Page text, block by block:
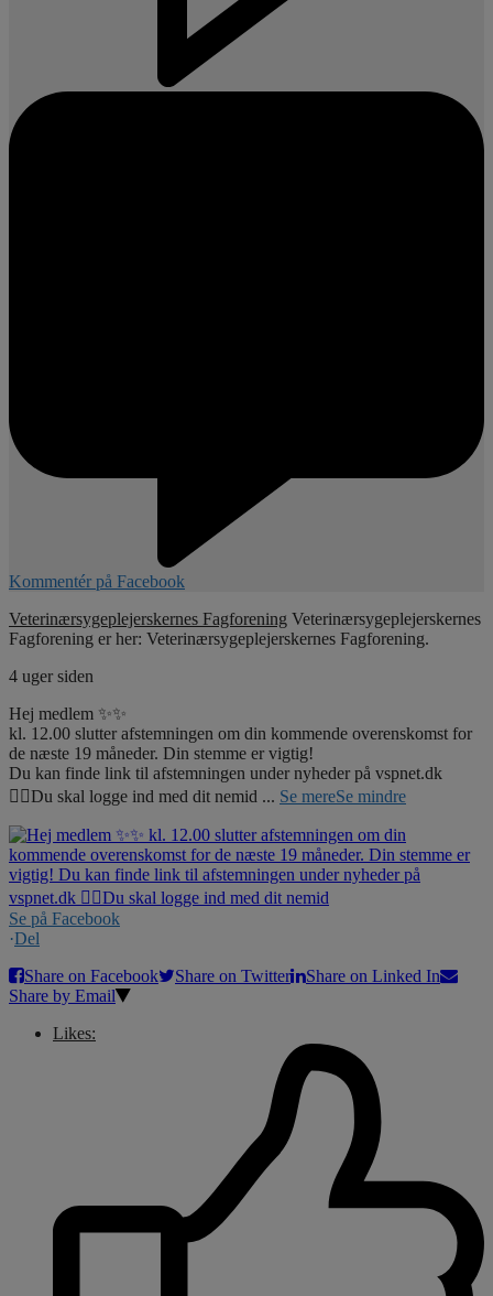
Kommentér på Facebook
Veterinærsygeplejerskernes Fagforening Veterinærsygeplejerskernes
Fagforening er her: Veterinærsygeplejerskernes Fagforening.
4 uger siden
Hej medlem ✨✨
kl. 12.00 slutter afstemningen om din kommende overenskomst for
de næste 19 måneder. Din stemme er vigtig!
Du kan finde link til afstemningen under nyheder på vspnet.dk
☝🏼Du skal logge ind med dit nemid ... Se mereSe mindre
Se på Facebook
·Del
Share on Facebook
Share on Twitter
Share on Linked In
Share by Email
Likes: